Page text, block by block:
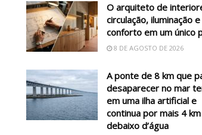
O arquiteto de
circulação, iluminação e
conforto em um único
8 DE AGOSTO DE 2026
A ponte de 8 km que
desaparecer no mar
em uma ilha artificial e
continua por mais 4 km
debaixo d’água